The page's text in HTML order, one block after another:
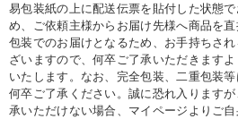
易包装紙の上に配送伝票を貼付した状態
め、ご依頼主様からお届け先様へ商品を
包装でのお届けとなるため、お手持ちさ
ざいますので、何卒ご了承いただきます
いたします。なお、完全包装、二重包装
何卒ご了承ください。誠に恐れ入ります
承いただけない場合、マイページよりご